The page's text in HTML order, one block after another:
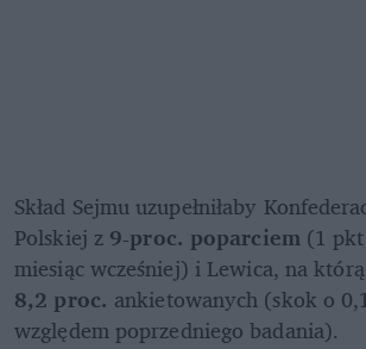
Skład Sejmu uzupełniłaby
Polskiej z 9-proc. poparciem (1 pkt
8,2 proc. ankietowanych (skok o
względem poprzedniego badania).